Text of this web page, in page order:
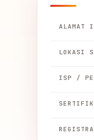
ALAMAT
LOKASI
ISP /